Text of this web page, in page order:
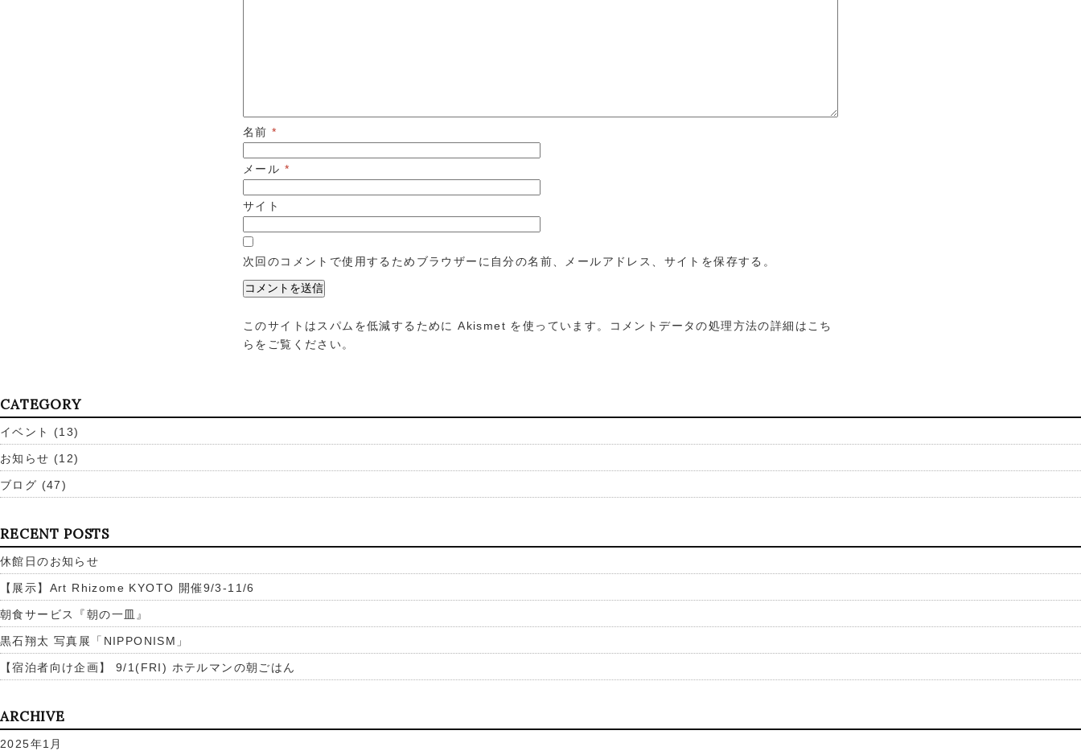
名前*
メール *
サイト
次回のコメントで使用するためブラウザーに自分の名前、メールアドレス、サイトを保存する。
このサイトはスパムを低減するために Akismet を使っています。
コメントデータの処理方法の詳細はこち
らをご覧ください。
CATEGORY
イベント (13)
お知らせ (12)
ブログ (47)
RECENT POSTS
休館日のお知らせ
【展示】Art Rhizome KYOTO 開催9/3-11/6
朝食サービス『朝の一皿』
黒石翔太 写真展「NIPPONISM」
【宿泊者向け企画】 9/1(FRI) ホテルマンの朝ごはん
ARCHIVE
2025年1月